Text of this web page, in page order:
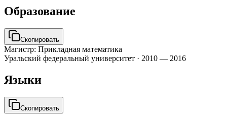
Образование
Скопировать
Магистр: Прикладная математика
Уральский федеральный университет · 2010 — 2016
Языки
Скопировать